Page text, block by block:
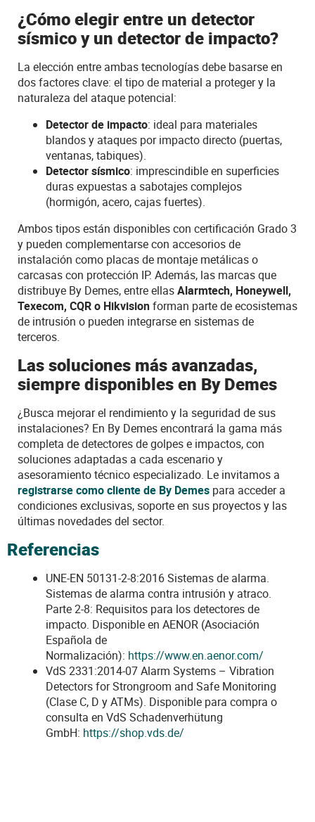
¿Cómo elegir entre un detector
sísmico y un detector de impacto?
La elección entre ambas tecnologías debe basarse en
dos factores clave: el tipo de material a proteger y la
naturaleza del ataque potencial:
Detector de impacto: ideal para materiales
blandos y ataques por impacto directo (puertas,
ventanas, tabiques).
Detector sísmico: imprescindible en superficies
duras expuestas a sabotajes complejos
(hormigón, acero, cajas fuertes).
Ambos tipos están disponibles con certificación Grado 3
y pueden complementarse con accesorios de
instalación como placas de montaje metálicas o
carcasas con protección IP. Además, las marcas que
distribuye By Demes, entre ellasAlarmtech, Honeywell,
Texecom, CQR o Hikvisionforman parte de ecosistemas
de intrusión o pueden integrarse en sistemas de
terceros.
Las soluciones más avanzadas,
siempre disponibles en By Demes
¿Busca mejorar el rendimiento y la seguridad de sus
instalaciones? En By Demes encontrará la gama más
completa de detectores de golpes e impactos, con
soluciones adaptadas a cada escenario y
asesoramiento técnico especializado. Le invitamos a
registrarse como cliente de By Demes para acceder a
condiciones exclusivas, soporte en sus proyectos y las
últimas novedades del sector.
Referencias
UNE-EN 50131-2-8:2016 Sistemas de alarma.
Sistemas de alarma contra intrusión y atraco.
Parte 2-8: Requisitos para los detectores de
impacto. Disponible en AENOR (Asociación
Española de
Normalización): https://www.en.aenor.com/
VdS 2331:2014-07 Alarm Systems – Vibration
Detectors for Strongroom and Safe Monitoring
(Clase C, D y ATMs). Disponible para compra o
consulta en VdS Schadenverhütung
GmbH: https://shop.vds.de/